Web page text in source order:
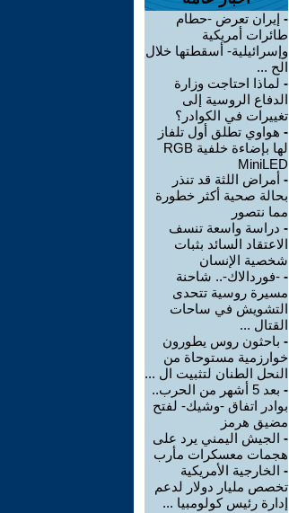
- إيران تعرض -حطام
طائرات أمريكية
وإسرائيلية- أسقطتها خلال
الح ...
- لماذا احتاجت وزارة
الدفاع الروسية إلى
تغييرات في الكوادر؟
- هواوي تطلق أول تلفاز
لها بإضاءة خلفية RGB
MiniLED
- أمراض اللثة قد تنذر
بحالة صحية أكثر خطورة
مما نتصور
- دراسة واسعة تنسف
الاعتقاد السائد بثبات
شخصية الإنسان
- -فوردالاك-.. شاحنة
مسيرة روسية تتحدى
التشويش في ساحات
القتال ...
- باحثون روس يطورون
خوارزمية مستوحاة من
النحل الطنان لتثبيت ال ...
-
بعد 5 أشهر من الحرب..
بوادر اتفاق -وشيك- لفتح
مضيق هرمز
- الجيش اليمني يرد على
هجمات معسكرات مأرب
- الخارجية الأمريكية
تخصص مليار دولار لدعم
إدارة رئيس كولومبيا ...